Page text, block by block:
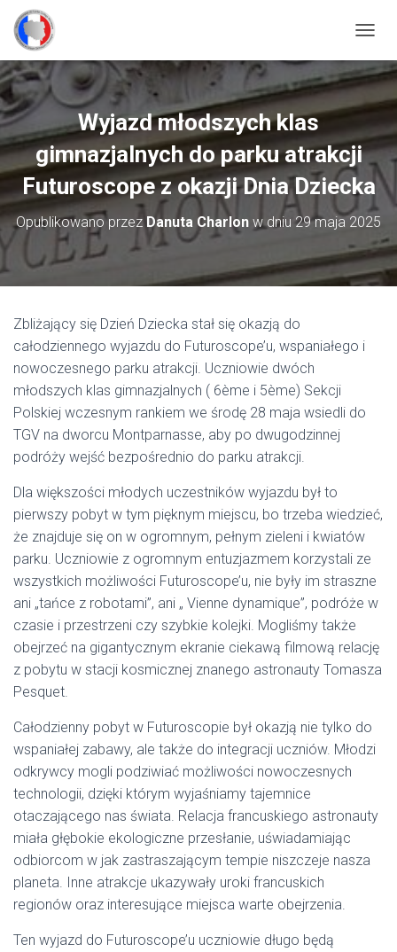
R
Z
Ą
Z
A
W
I
A
C
Wyjazd młodszych klas
gimnazjalnych do parku atrakcji
Futuroscope z okazji Dnia Dziecka
Opublikowano przezDanuta Charlon w dniu 29 maja 2025
Zbliżający się Dzień Dziecka stał się okazją do
całodziennego wyjazdu do Futuroscope’u, wspaniałego i
nowoczesnego parku atrakcji. Uczniowie dwóch
młodszych klas gimnazjalnych ( 6ème i 5ème) Sekcji
Polskiej wczesnym rankiem we środę 28 maja wsiedli do
TGV na dworcu Montparnasse, aby po dwugodzinnej
podróży wejść bezpośrednio do parku atrakcji.
Dla większości młodych uczestników wyjazdu był to
pierwszy pobyt w tym pięknym miejscu, bo trzeba wiedzieć,
że znajduje się on w ogromnym, pełnym zieleni i kwiatów
parku. Uczniowie z ogromnym entuzjazmem korzystali ze
wszystkich możliwości Futuroscope’u, nie były im straszne
ani „tańce z robotami”, ani „ Vienne dynamique”, podróże w
czasie i przestrzeni czy szybkie kolejki. Mogliśmy także
obejrzeć na gigantycznym ekranie ciekawą filmową relację
z pobytu w stacji kosmicznej znanego astronauty Tomasza
Pesquet.
Całodzienny pobyt w Futuroscopie był okazją nie tylko do
wspaniałej zabawy, ale także do integracji uczniów. Młodzi
odkrywcy mogli podziwiać możliwości nowoczesnych
technologii, dzięki którym wyjaśniamy tajemnice
otaczającego nas świata. Relacja francuskiego astronauty
miała głębokie ekologiczne przesłanie, uświadamiając
odbiorcom w jak zastraszającym tempie niszczeje nasza
planeta. Inne atrakcje ukazywały uroki francuskich
regionów oraz interesujące miejsca warte obejrzenia.
Ten wyjazd do Futuroscope’u uczniowie długo będą